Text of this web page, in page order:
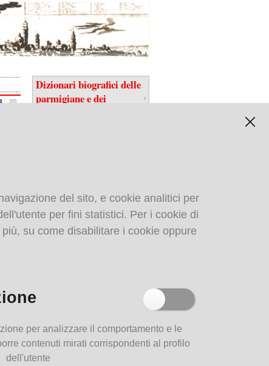
Dizionari biografici delle
parmigiane e dei
Biblioteca digitale
gastronomica di:
del sito, e cookie analitici per
per fini statistici. Per i cookie di
su come disabilitare i cookie oppure
per analizzare il comportamento e le
contenuti mirati corrispondenti al profilo
dell'utente